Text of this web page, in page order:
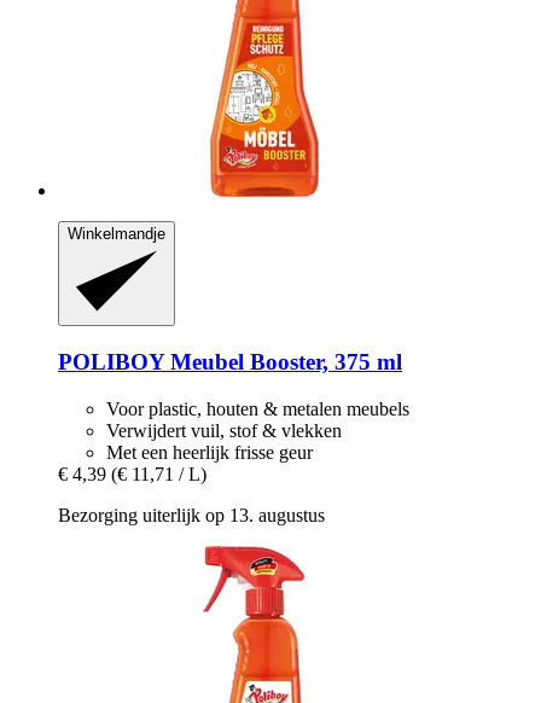
Winkelmandje
POLIBOYMeubel Booster, 375 ml
Voor plastic, houten & metalen meubels
Verwijdert vuil, stof & vlekken
Met een heerlijk frisse geur
€ 4,39 (€ 11,71 / L)
Bezorging uiterlijk op 13. augustus